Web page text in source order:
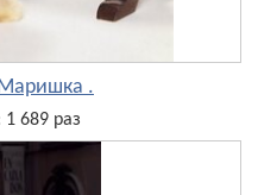
.
1 689 раз